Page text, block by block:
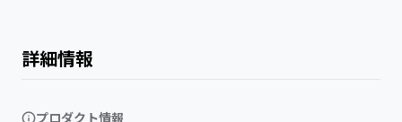
詳細情報
プロダクト情報